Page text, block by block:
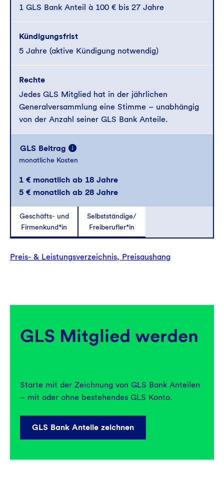
1 GLS Bank Anteil à 100 € bis 27 Jahre
Kündigungsfrist
5 Jahre (aktive Kündigung notwendig)
Rechte
Jedes GLS Mitglied hat in der jährlichen
Generalversammlung eine Stimme – unabhängig
von der Anzahl seiner GLS Bank Anteile.
GLS Beitrag
monatliche Kosten
1 € monatlich ab 18 Jahre
5 € monatlich ab 28 Jahre
Geschäfts- und
Firmenkund*in
Selbstständige/
Freiberufler*in
Preis- & Leistungsverzeichnis, Preisaushang
GLS Mitglied werden
Starte mit der Zeichnung von GLS Bank Anteilen
– mit oder ohne bestehendes GLS Konto.
GLS Bank Anteile zeichnen